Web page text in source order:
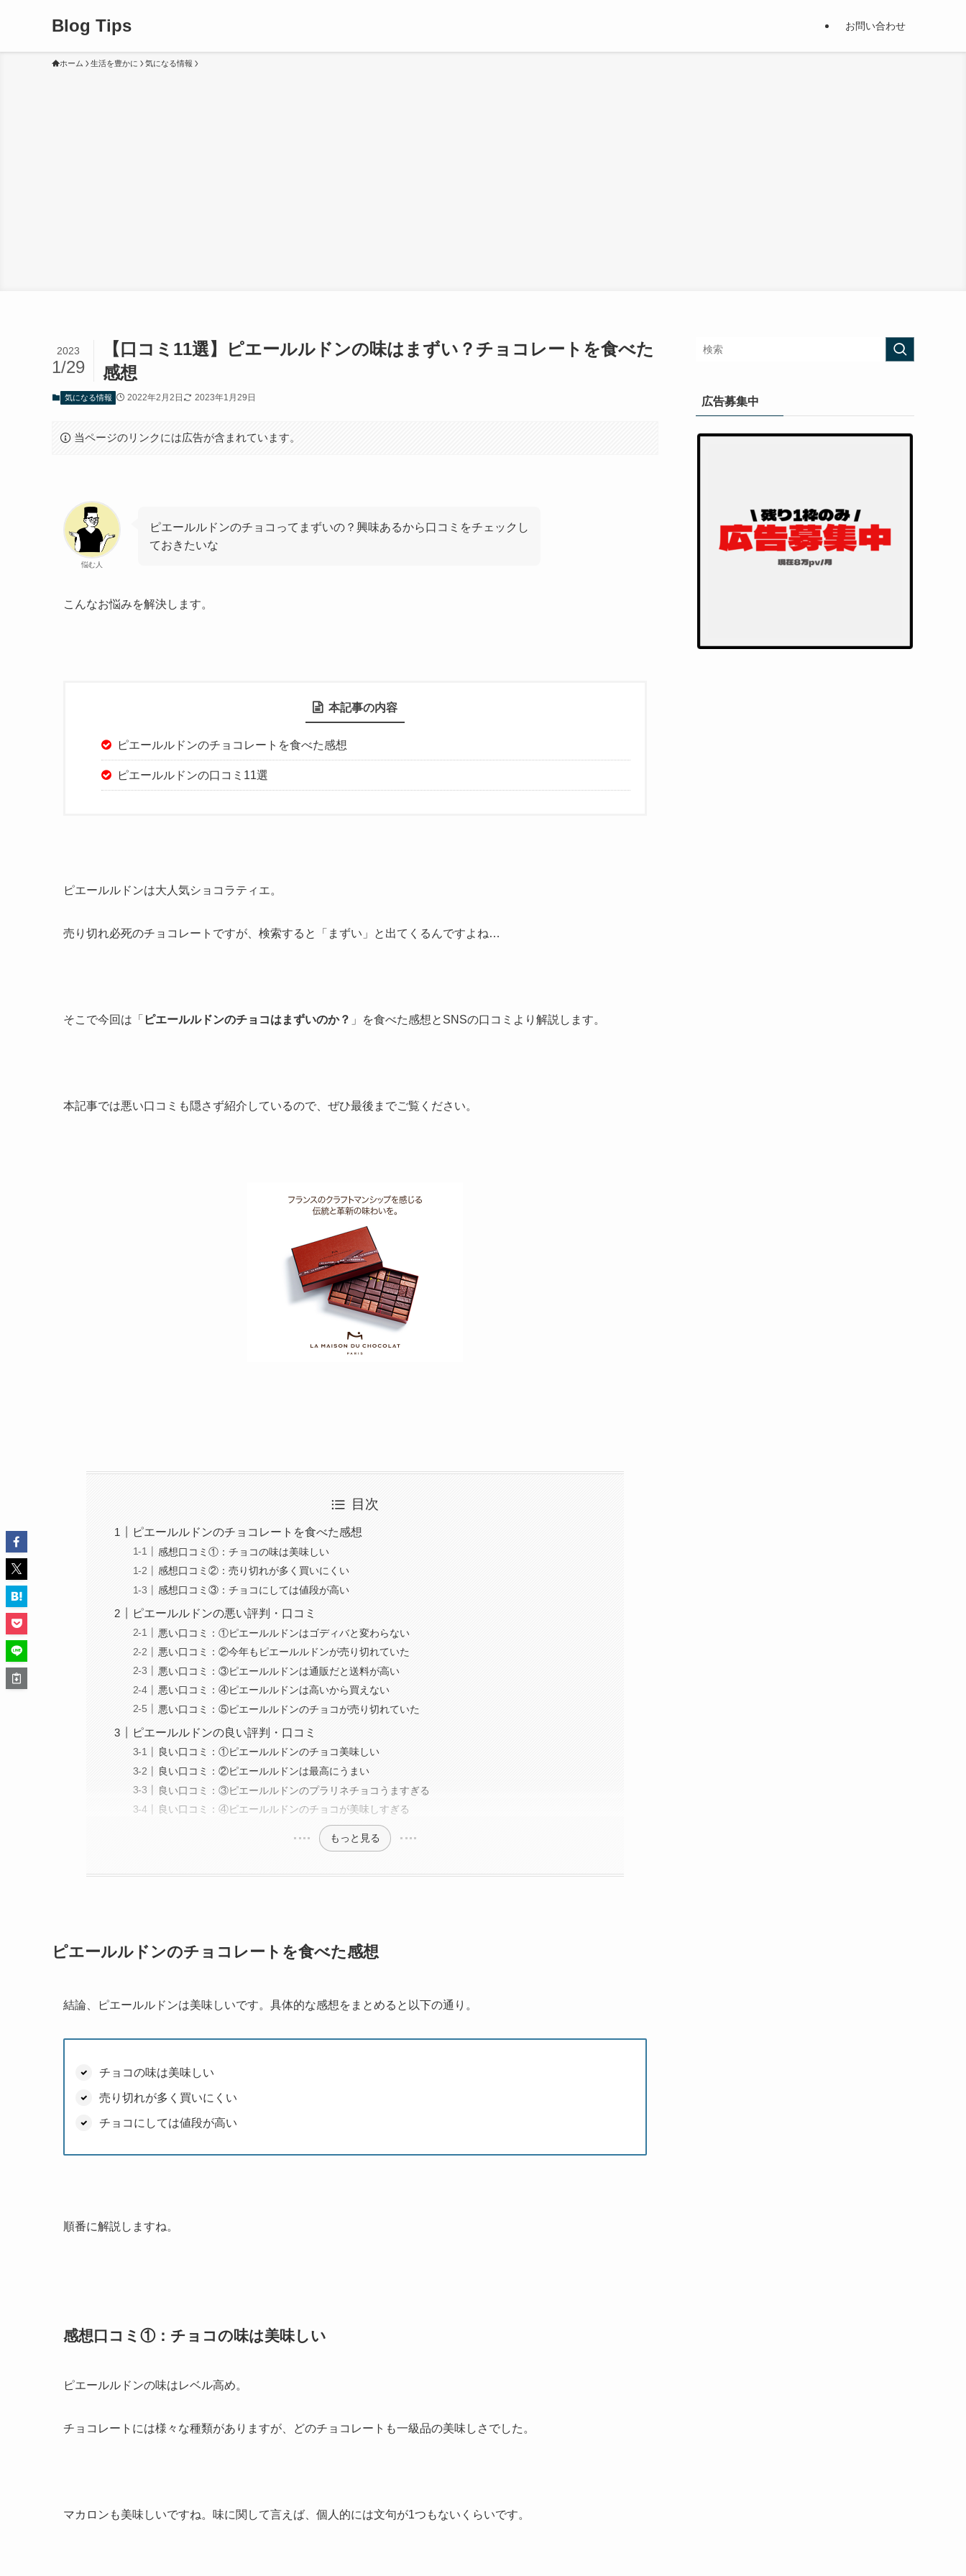
Blog Tips お問い合わせ
ホーム 生活を豊かに 気になる情報
【口コミ11選】ピエールルドンの味はまずい？チョコレートを食べた
感想
2023
1/29
気になる情報 2022年2月2日 2023年1月29日
当ページのリンクには広告が含まれています。
悩む人
ピエールルドンのチョコってまずいの？興味あるから口コミをチェックし
ておきたいな
こんなお悩みを解決します。
本記事の内容
ピエールルドンのチョコレートを食べた感想
ピエールルドンの口コミ11選
ピエールルドンは大人気ショコラティエ。
売り切れ必死のチョコレートですが、検索すると「まずい」と出てくるんですよね…
そこで今回は「 ピエールルドンのチョコはまずいのか？ 」を食べた感想とSNSの口コミより解説します。
本記事では悪い口コミも隠さず紹介しているので、ぜひ最後までご覧ください。
目次
ピエールルドンのチョコレートを食べた感想
感想口コミ①：チョコの味は美味しい
感想口コミ②：売り切れが多く買いにくい
感想口コミ③：チョコにしては値段が高い
ピエールルドンの悪い評判・口コミ
悪い口コミ：①ピエールルドンはゴディバと変わらない
悪い口コミ：②今年もピエールルドンが売り切れていた
悪い口コミ：③ピエールルドンは通販だと送料が高い
悪い口コミ：④ピエールルドンは高いから買えない
悪い口コミ：⑤ピエールルドンのチョコが売り切れていた
ピエールルドンの良い評判・口コミ
良い口コミ：①ピエールルドンのチョコ美味しい
良い口コミ：②ピエールルドンは最高にうまい
良い口コミ：③ピエールルドンのプラリネチョコうますぎる
良い口コミ：④ピエールルドンのチョコが美味しすぎる
もっと見る
ピエールルドンのチョコレートを食べた感想
結論、ピエールルドンは美味しいです。具体的な感想をまとめると以下の通り。
チョコの味は美味しい
売り切れが多く買いにくい
チョコにしては値段が高い
順番に解説しますね。
感想口コミ①：チョコの味は美味しい
ピエールルドンの味はレベル高め。
チョコレートには様々な種類がありますが、どのチョコレートも一級品の美味しさでした。
マカロンも美味しいですね。味に関して言えば、個人的には文句が1つもないくらいです。
広告募集中